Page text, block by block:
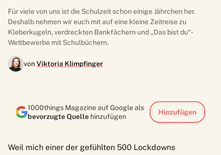
Für viele von uns ist die Schulzeit schon einige Jährchen her.
Deshalb nehmen wir euch mit auf eine kleine Zeitreise zu
Kleberkugeln, verdreckten Bankfächern und „Das bist du“-
Wettbewerbe mit Schulbüchern.
vonViktoria Klimpfinger
1000things Magazine auf Google als
bevorzugte Quelle hinzufügen
Hinzufügen
Weil mich einer der gefühlten 500 Lockdowns